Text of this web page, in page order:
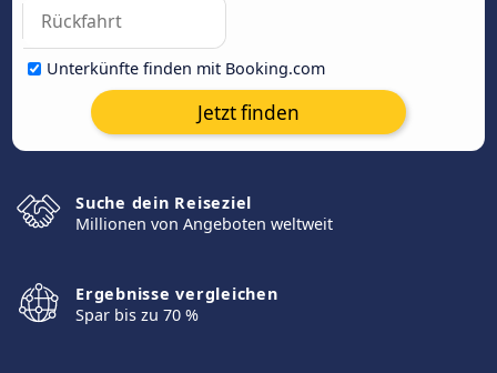
Unterkünfte finden mit Booking.com
Jetzt finden
Suche dein Reiseziel
Millionen von Angeboten weltweit
Ergebnisse vergleichen
Spar bis zu 70 %